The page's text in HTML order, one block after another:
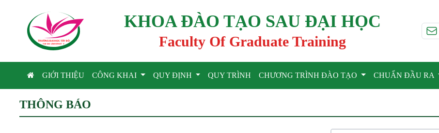
TRƯỜNG ĐẠI HỌC TÂY ĐÔ
TAY DO UNIVERSIT Y
KHOA ĐÀO TẠO SAU ĐẠI HỌC
Faculty Of Graduate Training
GIỚI THIỆU CÔNG KHAI QUY ĐỊNH QUY TRÌNH CHƯƠNG TRÌNH ĐÀO TẠO CHUẨN ĐẦU RA
THÔNG BÁO